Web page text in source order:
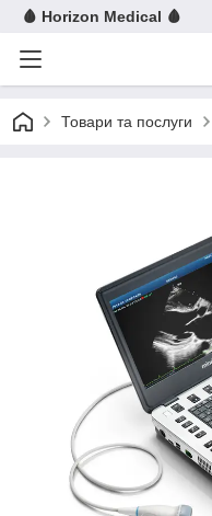
🩸 Horizon Medical 🩸
Товари та послуги